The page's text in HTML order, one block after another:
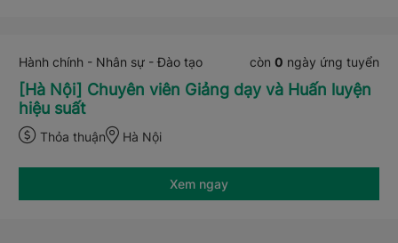
Hành chính - Nhân sự - Đào tạo còn 0 ngày ứng tuyển
[Hà Nội] Chuyên viên Giảng dạy và Huấn luyện
hiệu suất
Thỏa thuận Hà Nội
Xem ngay